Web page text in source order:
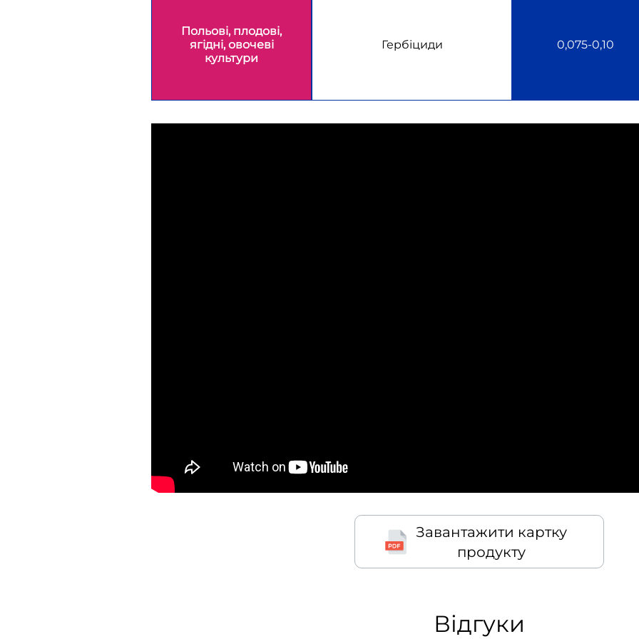
Польові, плодові,
ягідні, овочеві
культури
Гербіциди 0,075-0,10
Завантажити картку
продукту
Відгуки